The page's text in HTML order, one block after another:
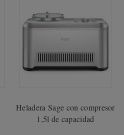
Heladera Sage con compresor
1,5l de capacidad